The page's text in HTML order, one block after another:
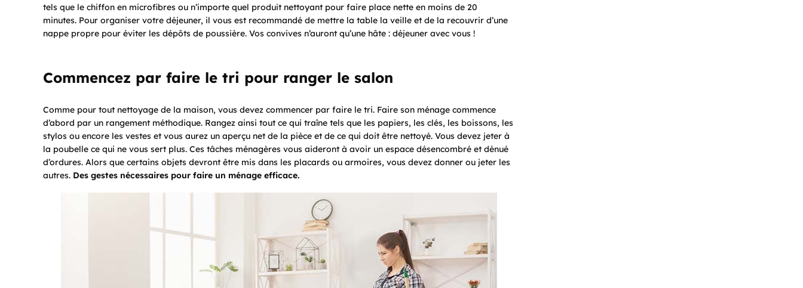
tels que le chiffon en microfibres ou n’importe quel produit nettoyant pour faire place nette en moins de 20
minutes. Pour organiser votre déjeuner, il vous est recommandé de mettre la table la veille et de la recouvrir d’une
nappe propre pour éviter les dépôts de poussière. Vos convives n’auront qu’une hâte : déjeuner avec vous !
Commencez par faire le tri pour ranger le salon
Comme pour tout nettoyage de la maison, vous devez commencer par faire le tri. Faire son ménage commence
d’abord par un rangement méthodique. Rangez ainsi tout ce qui traîne tels que les papiers, les clés, les boissons, les
stylos ou encore les vestes et vous aurez un aperçu net de la pièce et de ce qui doit être nettoyé. Vous devez jeter à
la poubelle ce qui ne vous sert plus. Ces tâches ménagères vous aideront à avoir un espace désencombré et dénué
d’ordures. Alors que certains objets devront être mis dans les placards ou armoires, vous devez donner ou jeter les
autres. Des gestes nécessaires pour faire un ménage efficace.